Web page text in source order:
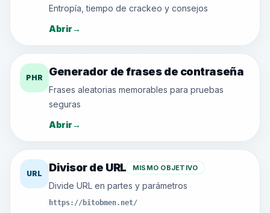
Entropía, tiempo de crackeo y consejos
Abrir→
PHR Generador de frases de contraseña
Frases aleatorias memorables para pruebas
seguras
Abrir→
URL Divisor de URL MISMO OBJETIVO
Divide URL en partes y parámetros
https://bitobmen.net/